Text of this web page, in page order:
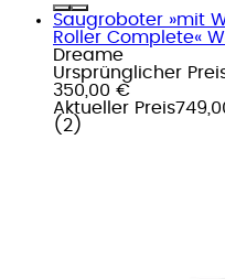
Saugroboter »mit
Roller Complete«
Dreame
Ursprünglicher
350,00 €
Aktueller Preis
( 2 )